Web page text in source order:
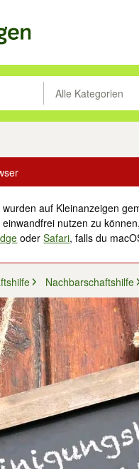
drücken um zu suchen,
Alle Kategorien
wurden auf Kleinanzeigen
einwandfrei nutzen zu
oderSafari, falls du
Nachbarschaftshilfe